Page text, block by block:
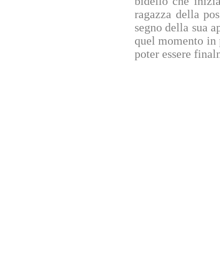
ragazza della
segno della sua
quel momento
poter essere